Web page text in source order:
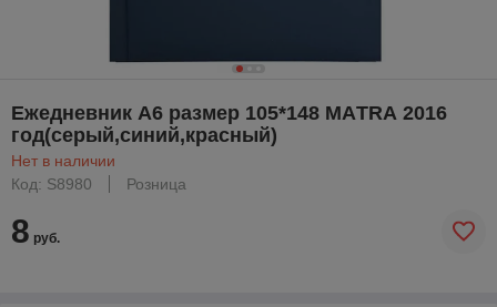
Ежедневник А6 размер 105*148 МАTRА 2016
год(серый,синий,красный)
Нет в наличии
Код: S8980
Розница
8 руб.